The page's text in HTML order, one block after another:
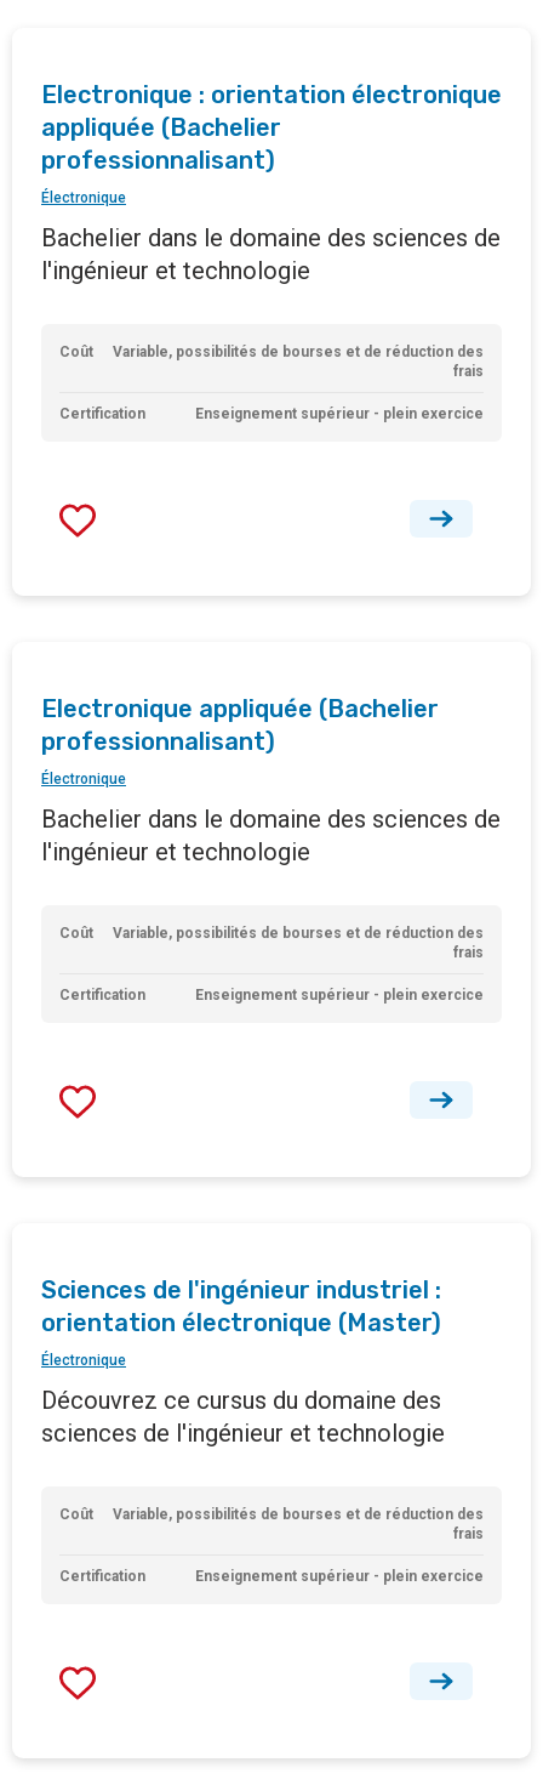
Electronique : orientation électronique
appliquée (Bachelier
professionnalisant)
Électronique
Bachelier dans le domaine des sciences de
l'ingénieur et technologie
Coût
Variable, possibilités de bourses et de réduction des
frais
Certification Enseignement supérieur - plein exercice
Electronique appliquée (Bachelier
professionnalisant)
Électronique
Bachelier dans le domaine des sciences de
l'ingénieur et technologie
Coût
Variable, possibilités de bourses et de réduction des
frais
Certification Enseignement supérieur - plein exercice
Sciences de l'ingénieur industriel :
orientation électronique (Master)
Électronique
Découvrez ce cursus du domaine des
sciences de l'ingénieur et technologie
Coût
Variable, possibilités de bourses et de réduction des
frais
Certification Enseignement supérieur - plein exercice